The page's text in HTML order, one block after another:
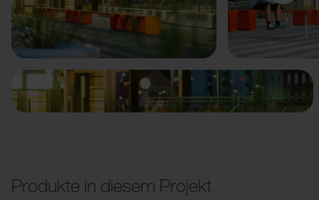
Vorige Weiter
Produkte in diesem Projekt